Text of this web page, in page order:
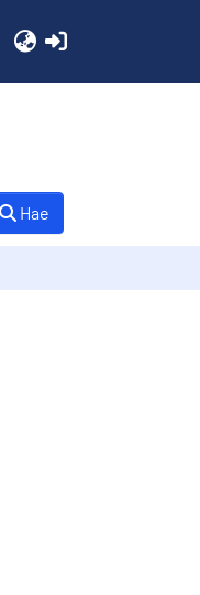
Hae